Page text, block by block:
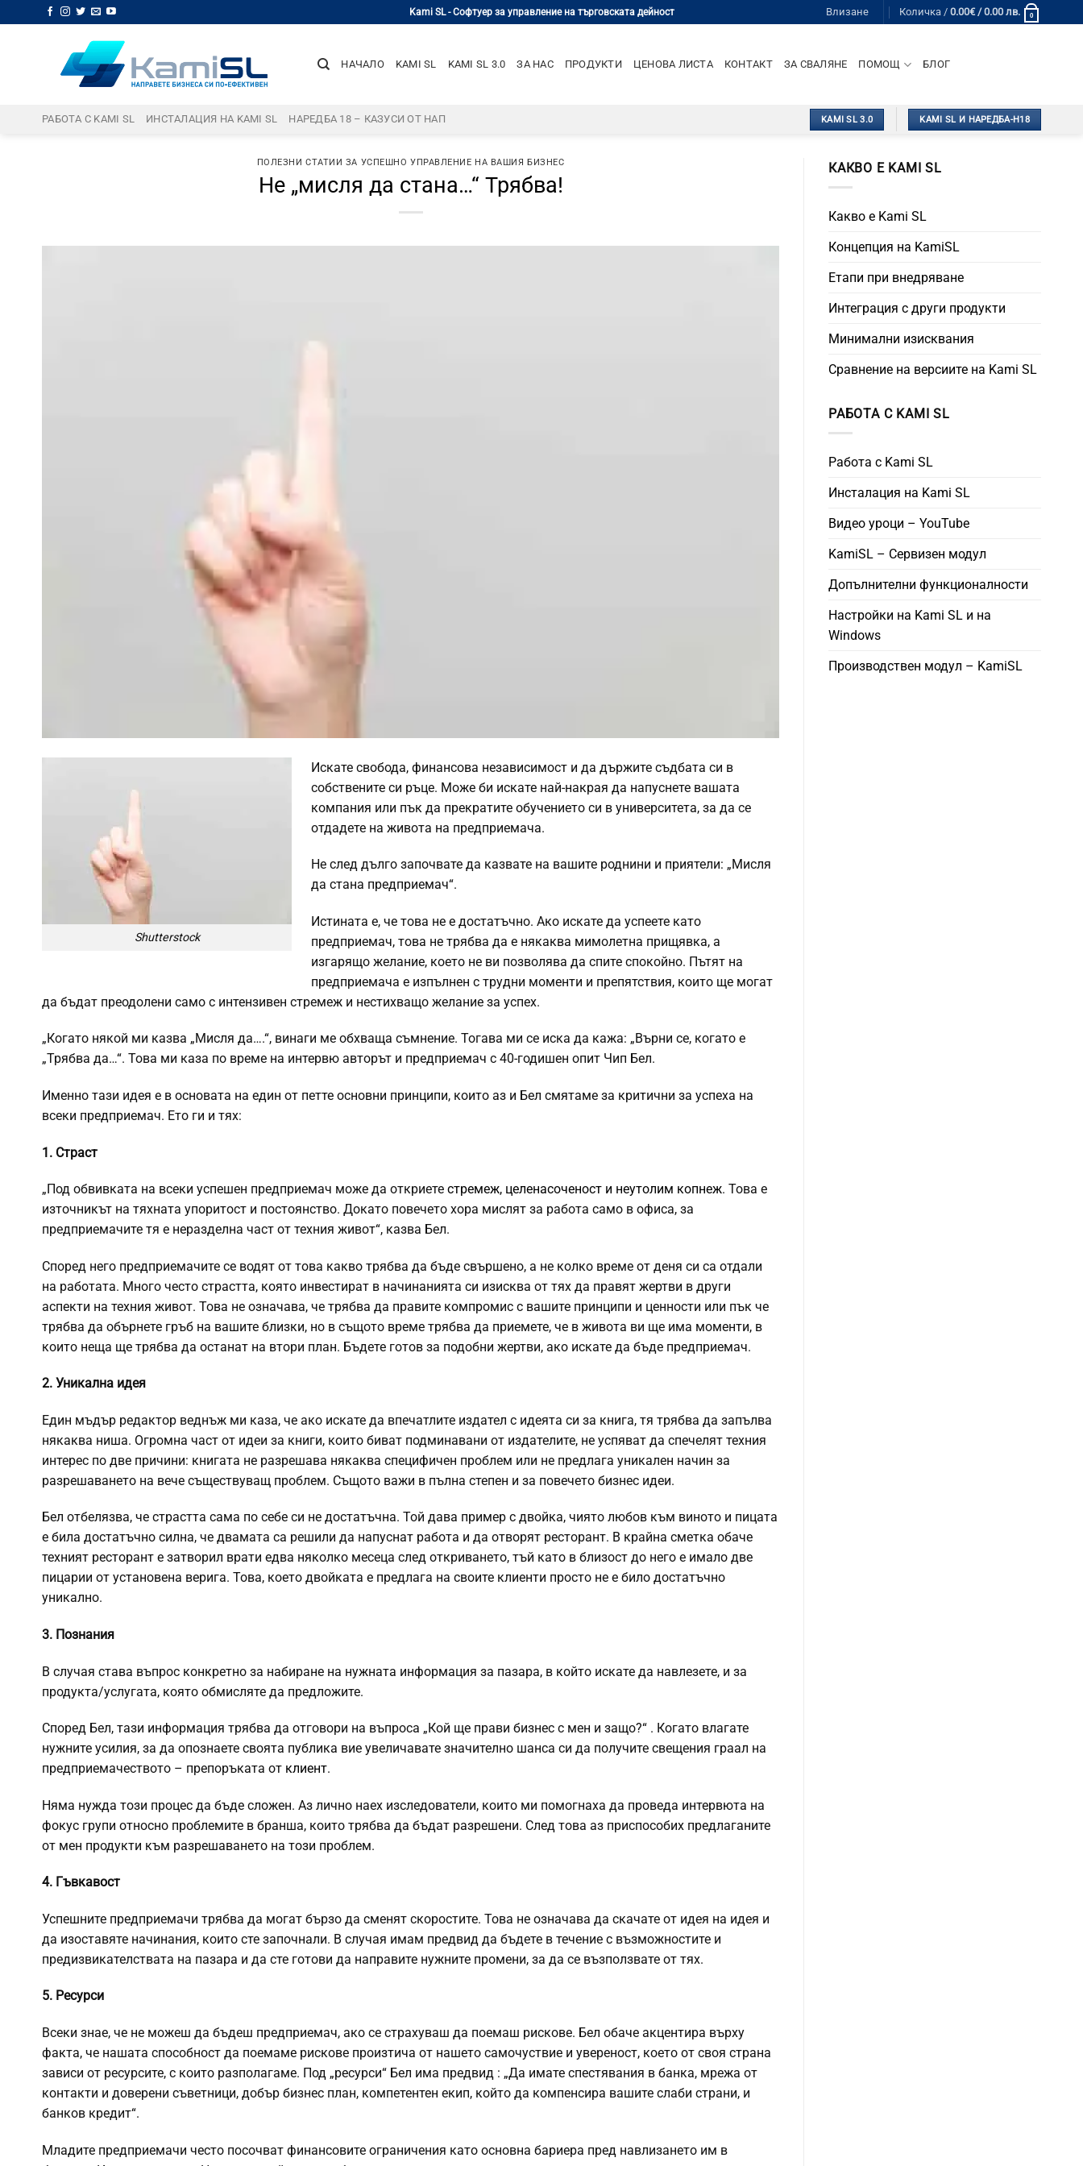
to
Kami SL - Софтуер за управление на търговската дейност Влизане Количка / 0.00€/ 0.00 лв. 0
НАЧАЛО KAMI SL KAMI SL 3.0 ЗА НАС ПРОДУКТИ ЦЕНОВА ЛИСТА КОНТАКТ ЗА СВАЛЯНЕ ПОМОЩ БЛОГ
РАБОТА С KAMI SL ИНСТАЛАЦИЯ НА KAMI SL НАРЕДБА 18 – КАЗУСИ ОТ НАП KAMI SL 3.0 KAMI SL И НАРЕДБА-Н18
ПОЛЕЗНИ СТАТИИ ЗА УСПЕШНО УПРАВЛЕНИЕ НА ВАШИЯ БИЗНЕС
Не „мисля да стана…“ Трябва!
Shutterstock
Искате свобода, финансова независимост и да държите съдбата си в
собствените си ръце. Може би искате най-накрая да напуснете вашата
компания или пък да прекратите обучението си в университета, за да се
отдадете на живота на предприемача.
Не след дълго започвате да казвате на вашите роднини и приятели: „Мисля
да стана предприемач“.
Истината е, че това не е достатъчно. Ако искате да успеете като
предприемач, това не трябва да е някаква мимолетна прищявка, а
изгарящо желание, което не ви позволява да спите спокойно. Пътят на
предприемача е изпълнен с трудни моменти и препятствия, които ще могат
да бъдат преодолени само с интензивен стремеж и нестихващо желание за успех.
„Когато някой ми казва „Мисля да….“, винаги ме обхваща съмнение. Тогава ми се иска да кажа: „Върни се, когато е
„Трябва да…“. Това ми каза по време на интервю авторът и предприемач с 40-годишен опит Чип Бел.
Именно тази идея е в основата на един от петте основни принципи, които аз и Бел смятаме за критични за успеха на
всеки предприемач. Ето ги и тях:
1. Страст
„Под обвивката на всеки успешен предприемач може да откриете стремеж, целенасоченост и неутолим копнеж. Това е
източникът на тяхната упоритост и постоянство. Докато повечето хора мислят за работа само в офиса, за
предприемачите тя е неразделна част от техния живот“, казва Бел.
Според него предприемачите се водят от това какво трябва да бъде свършено, а не колко време от деня си са отдали
на работата. Много често страстта, която инвестират в начинанията си изисква от тях да правят жертви в други
аспекти на техния живот. Това не означава, че трябва да правите компромис с вашите принципи и ценности или пък че
трябва да обърнете гръб на вашите близки, но в същото време трябва да приемете, че в живота ви ще има моменти, в
които неща ще трябва да останат на втори план. Бъдете готов за подобни жертви, ако искате да бъде предприемач.
2. Уникалнa идея
Един мъдър редактор веднъж ми каза, че ако искате да впечатлите издател с идеята си за книга, тя трябва да запълва
някаква ниша. Огромна част от идеи за книги, които биват подминавани от издателите, не успяват да спечелят техния
интерес по две причини: книгата не разрешава някаква специфичен проблем или не предлага уникален начин за
разрешаването на вече съществуващ проблем. Същото важи в пълна степен и за повечето бизнес идеи.
Бел отбелязва, че страстта сама по себе си не достатъчна. Той дава пример с двойка, чиято любов към виното и пицата
е била достатъчно силна, че двамата са решили да напуснат работа и да отворят ресторант. В крайна сметка обаче
техният ресторант е затворил врати едва няколко месеца след откриването, тъй като в близост до него е имало две
пицарии от установена верига. Това, което двойката е предлага на своите клиенти просто не е било достатъчно
уникално.
3. Познания
В случая става въпрос конкретно за набиране на нужната информация за пазара, в който искате да навлезете, и за
продукта/услугата, която обмисляте да предложите.
Според Бел, тази информация трябва да отговори на въпроса „Кой ще прави бизнес с мен и защо?“ . Когато влагате
нужните усилия, за да опознаете своята публика вие увеличавате значително шанса си да получите свещения граал на
предприемачеството – препоръката от клиент.
Няма нужда този процес да бъде сложен. Аз лично наех изследователи, които ми помогнаха да проведа интервюта на
фокус групи относно проблемите в бранша, които трябва да бъдат разрешени. След това аз приспособих предлаганите
от мен продукти към разрешаването на този проблем.
4. Гъвкавост
Успешните предприемачи трябва да могат бързо да сменят скоростите. Това не означава да скачате от идея на идея и
да изоставяте начинания, които сте започнали. В случая имам предвид да бъдете в течение с възможностите и
предизвикателствата на пазара и да сте готови да направите нужните промени, за да се възползвате от тях.
5. Ресурси
Всеки знае, че не можеш да бъдеш предприемач, ако се страхуваш да поемаш рискове. Бел обаче акцентира върху
факта, че нашата способност да поемаме рискове произтича от нашето самочуствие и увереност, което от своя страна
зависи от ресурсите, с които разполагаме. Под „ресурси“ Бел има предвид : „Да имате спестявания в банка, мрежа от
контакти и доверени съветници, добър бизнес план, компетентен екип, който да компенсира вашите слаби страни, и
банков кредит“.
Младите предприемачи често посочват финансовите ограничения като основна бариера пред навлизането им в
КАКВО Е KAMI SL
Какво е Kami SL
Концепция на KamiSL
Етапи при внедряване
Интеграция с други продукти
Минимални изисквания
Сравнение на версиите на Kami SL
РАБОТА С KAMI SL
Работа с Kami SL
Инсталация на Kami SL
Видео уроци – YouTube
KamiSL – Сервизен модул
Допълнителни функционалности
Настройки на Kami SL и на
Windows
Производствен модул – KamiSL